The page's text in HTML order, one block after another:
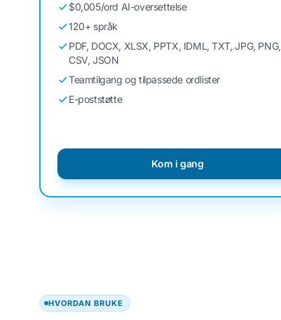
$0,005/ord AI-oversettelse
120+ språk
PDF, DOCX, XLSX, PPTX, IDML, TXT, JPG, PNG,
CSV, JSON
Teamtilgang og tilpassede ordlister
E-poststøtte
Kom i gang
HVORDAN BRUKE